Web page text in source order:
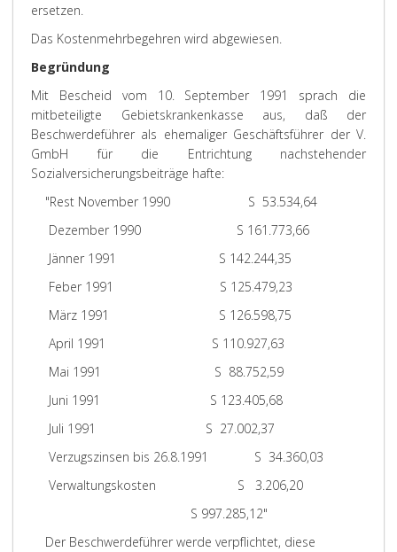
ersetzen.
Das Kostenmehrbegehren wird abgewiesen.
Begründung
Mit Bescheid vom 10. September 1991 sprach die
mitbeteiligte Gebietskrankenkasse aus, daß der
Beschwerdeführer als ehemaliger Geschäftsführer der V.
GmbH für die Entrichtung nachstehender
Sozialversicherungsbeiträge hafte:
"Rest November 1990 S 53.534,64
Dezember 1990 S 161.773,66
Jänner 1991 S 142.244,35
Feber 1991 S 125.479,23
März 1991 S 126.598,75
April 1991 S 110.927,63
Mai 1991 S 88.752,59
Juni 1991 S 123.405,68
Juli 1991 S 27.002,37
Verzugszinsen bis 26.8.1991 S 34.360,03
Verwaltungskosten S 3.206,20
S 997.285,12"
Der Beschwerdeführer werde verpflichtet, diese